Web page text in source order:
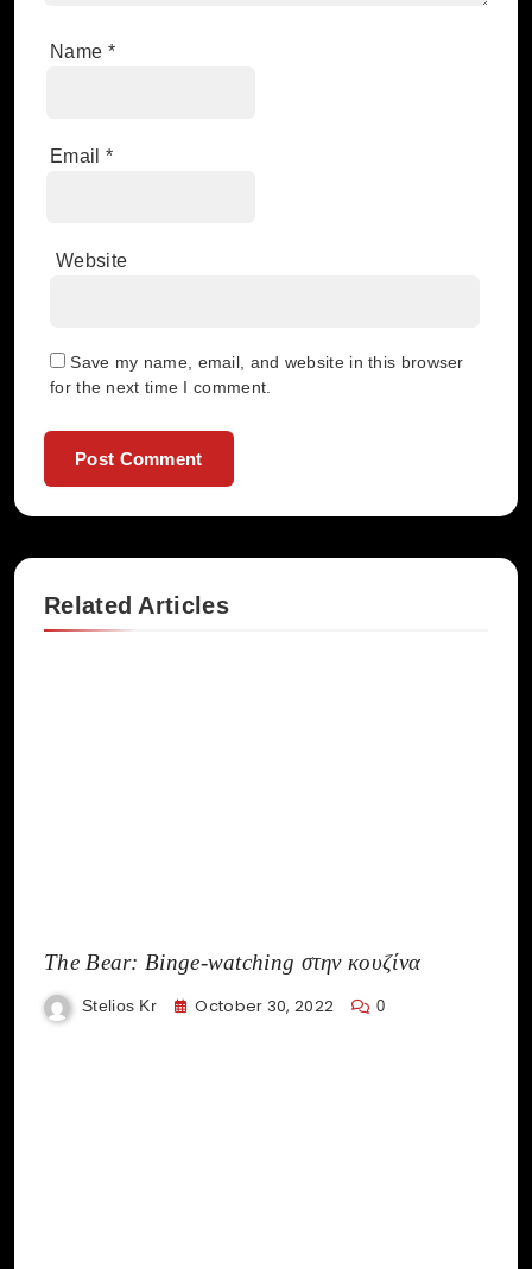
Name *
Email *
Website
Save my name, email, and website in this browser
for the next time I comment.
Related Articles
The Bear: Binge-watching στην κουζίνα
Stelios Kr October 30, 2022 0